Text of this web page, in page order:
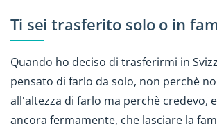
Ti sei trasferito solo o in
Quando ho deciso di trasferirmi in
pensato di farlo da solo, non perchè
all'altezza di farlo ma perchè credevo,
ancora fermamente, che lasciare la